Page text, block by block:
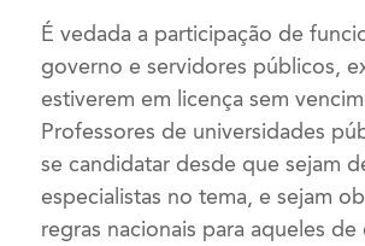
É vedada a participação de
governo e servidores públicos,
estiverem em licença sem
Professores de universidades
se candidatar desde que sejam
especialistas no tema, e sejam
regras nacionais para aqueles de